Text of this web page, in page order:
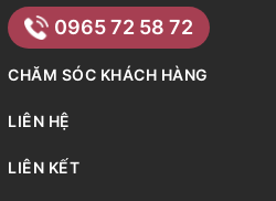
0965 72 58 72
CHĂM SÓC KHÁCH HÀNG
LIÊN HỆ
LIÊN KẾT